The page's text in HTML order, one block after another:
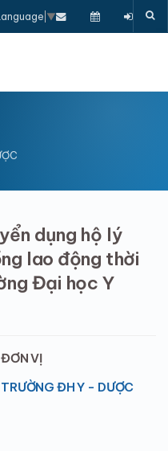
▼
dụng hộ lý
lao động thời
Đại học Y
ĐƠN VỊ
TRƯỜNG ĐH Y - DƯỢC